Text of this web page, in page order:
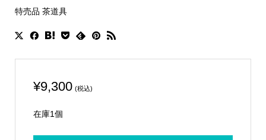
特売品 茶道具
¥9,300 (税込)
在庫1個